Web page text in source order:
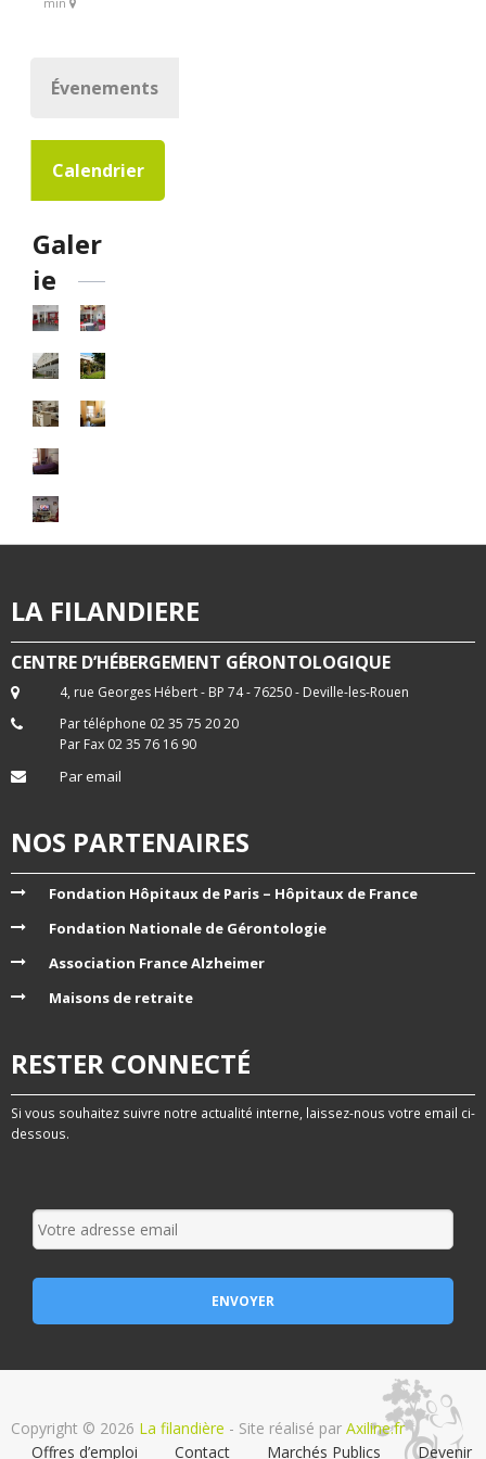
Évenements
Calendrier
Galer
ie
LA FILANDIERE
CENTRE D’HÉBERGEMENT GÉRONTOLOGIQUE
4, rue Georges Hébert - BP 74 - 76250 - Deville-les-Rouen
Par téléphone 02 35 75 20 20
Par Fax 02 35 76 16 90
Par email
NOS PARTENAIRES
Fondation Hôpitaux de Paris – Hôpitaux de France
Fondation Nationale de Gérontologie
Association France Alzheimer
Maisons de retraite
RESTER CONNECTÉ
Si vous souhaitez suivre notre actualité interne, laissez-nous votre email ci-
dessous.
Copyright © 2026 La filandière - Site réalisé par Axiline.fr
Offres d’emploi
Contact Marchés Publics Devenir